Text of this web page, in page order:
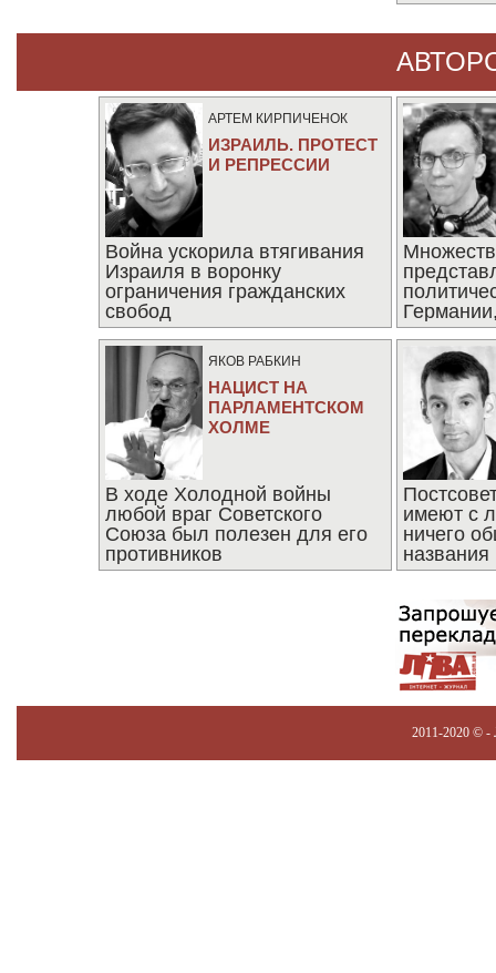
АРТЕМ КИРПИЧЕНОК
ИЗРАИЛЬ. ПРОТЕСТ
И РЕПРЕССИИ
Война ускорила втягивания
Израиля в воронку
ограничения гражданских
свобод
ЯКОВ РАБКИН
НАЦИСТ НА
ПАРЛАМЕНТСКОМ
ХОЛМЕ
В ходе Холодной войны
любой враг Советского
Союза был полезен для его
противников
имеют с
ничего
названия
2011-2020 © -